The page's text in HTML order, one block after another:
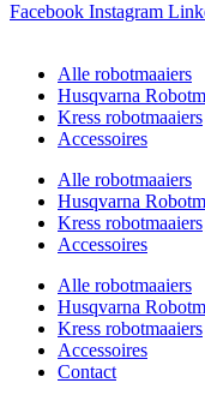
Facebook Instagram
Alle robotmaaiers
Husqvarna
Kress robotmaaiers
Accessoires
Alle robotmaaiers
Husqvarna
Kress robotmaaiers
Accessoires
Alle robotmaaiers
Husqvarna
Kress robotmaaiers
Accessoires
Contact